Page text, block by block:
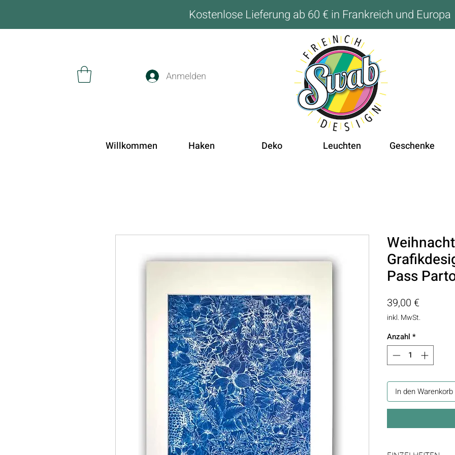
Kostenlose Lieferung ab 60 € in Frankreich und Europa
Anmelden
Willkommen Haken Deko Leuchten Geschenke
Pass
39,00 €Preis
inkl. MwSt.
Anzahl *
In den Warenkorb